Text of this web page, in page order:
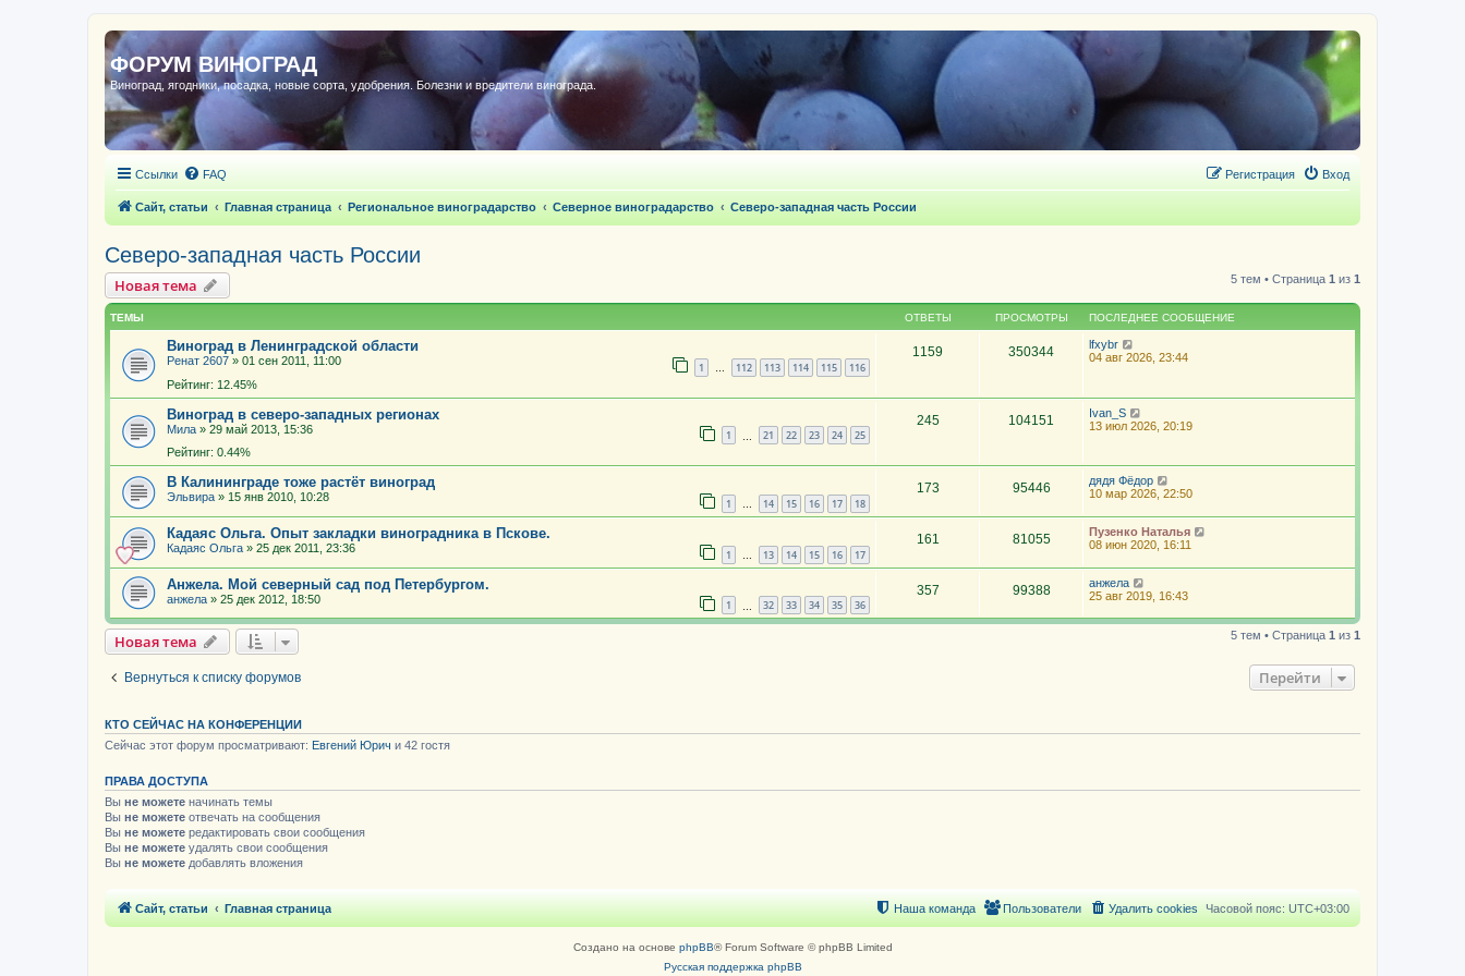
ФОРУМ ВИНОГРАД
Виноград, ягодники, посадка, новые сорта, удобрения. Болезни и вредители винограда.
Ссылки FAQ Вход
Регистрация
Сайт, статьи Главная страница Региональное виноградарство Северное виноградарство Северо-западная часть России
Северо-западная часть России
Новая тема 5 тем • Страница 1 из 1
ТЕМЫ ОТВЕТЫ ПРОСМОТРЫ ПОСЛЕДНЕЕ СООБЩЕНИЕ
Виноград в Ленинградской области
Ренат 2607 » 01 сен 2011, 11:00 1 … 112 113 114 115 116
Рейтинг: 12.45%
1159 350344
lfxybr
04 авг 2026, 23:44
Виноград в северо-западных регионах
Мила » 29 май 2013, 15:36 1 21 22 23 24 25
Рейтинг: 0.44%
245 104151
Ivan_S
13 июл 2026, 20:19
В Калининграде тоже растёт виноград
Эльвира » 15 янв 2010, 10:28 1 … 14 15 16 17 18
173 95446
дядя Фёдор
10 мар 2026, 22:50
Кадаяс Ольга. Опыт закладки виноградника в Пскове.
Кадаяс Ольга » 25 дек 2011, 23:36 1 … 13 14 15 16 17
161 81055
Пузенко Наталья
08 июн 2020, 16:11
Анжела. Мой северный сад под Петербургом.
анжела » 25 дек 2012, 18:50 1 32 33 34 35 36
357 99388
анжела
25 авг 2019, 16:43
Новая тема 5 тем • Страница 1 из 1
Вернуться к списку форумов Перейти
КТО СЕЙЧАС НА КОНФЕРЕНЦИИ
Сейчас этот форум просматривают: Евгений Юрич и 42 гостя
ПРАВА ДОСТУПА
Вы не можете начинать темы
Вы не можете отвечать на сообщения
Вы не можете редактировать свои сообщения
Вы не можете удалять свои сообщения
Вы не можете добавлять вложения
Сайт, статьи Главная страница Часовой пояс: UTC+03:00
Удалить cookies
Пользователи
Наша команда
Создано на основе phpBB® Forum Software © phpBB Limited
Русская поддержка phpBB